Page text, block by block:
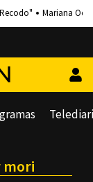
Mariana
mori